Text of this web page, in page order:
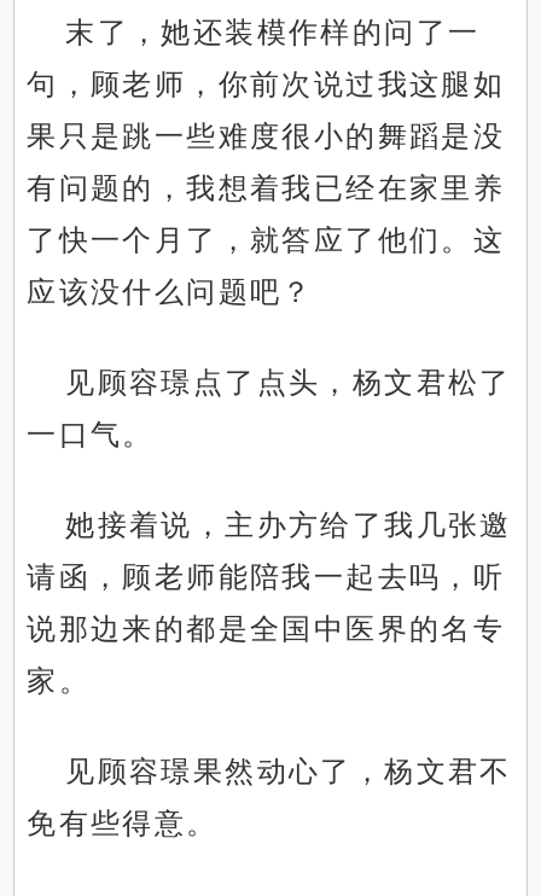
末了，她还装模作样的问了一
句，顾老师，你前次说过我这腿如
果只是跳一些难度很小的舞蹈是没
有问题的，我想着我已经在家里养
了快一个月了，就答应了他们。这
应该没什么问题吧？
见顾容璟点了点头，杨文君松了
一口气。
她接着说，主办方给了我几张邀
请函，顾老师能陪我一起去吗，听
说那边来的都是全国中医界的名专
家。
见顾容璟果然动心了，杨文君不
免有些得意。